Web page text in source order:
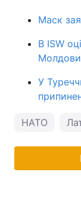
Маск
В ISW
Молдови
У
НАТО